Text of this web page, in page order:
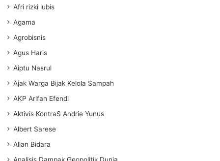
Afri rizki lubis
Agama
Agrobisnis
Agus Haris
Aiptu Nasrul
Ajak Warga Bijak Kelola Sampah
AKP Arifan Efendi
Aktivis KontraS Andrie Yunus
Albert Sarese
Allan Bidara